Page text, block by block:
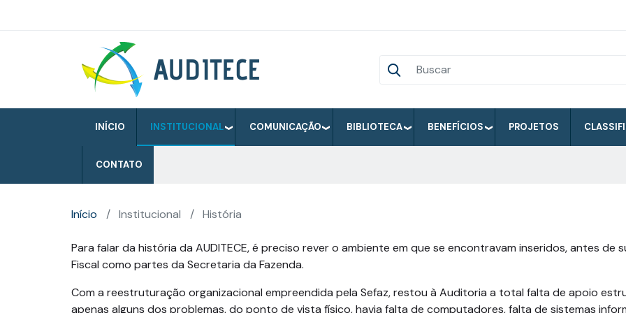
INÍCIO INSTITUCIONAL COMUNICAÇÃO BIBLIOTECA BENEFÍCIOS PROJETOS
CONTATO
Início Institucional História
Para falar da história da AUDITECE, é preciso rever o ambiente em que se encontravam inseridos, antes de
Fiscal como partes da Secretaria da Fazenda.
Com a reestruturação organizacional empreendida pela Sefaz, restou à Auditoria a total falta de apoio
apenas alguns dos problemas, do ponto de vista físico, havia falta de computadores, falta de sistemas